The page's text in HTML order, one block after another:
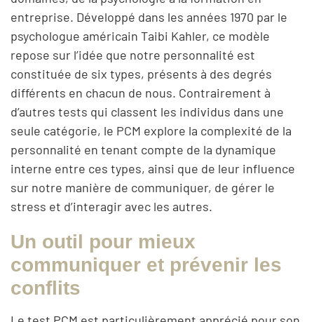
entreprise. Développé dans les années 1970 par le
psychologue américain Taibi Kahler, ce modèle
repose sur l’idée que notre personnalité est
constituée de six types, présents à des degrés
différents en chacun de nous. Contrairement à
d’autres tests qui classent les individus dans une
seule catégorie, le PCM explore la complexité de la
personnalité en tenant compte de la dynamique
interne entre ces types, ainsi que de leur influence
sur notre manière de communiquer, de gérer le
stress et d’interagir avec les autres.
Un outil pour mieux
communiquer et prévenir les
conflits